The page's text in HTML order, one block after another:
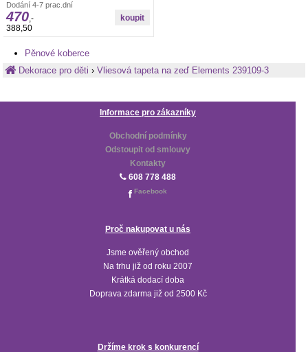
Vliesové tapety na zeď se vyznačují
dobrou prodyšností, mechanickou
odolností a schopností zakrytí jemných
prasklin. Vzorky zdarma.
Dodání 4-7 prac.dní
470,-
388,50
Pěnové koberce
Dekorace pro děti›Vliesová tapeta na zeď Elements 239109-3
Informace pro zákazníky
Obchodní podmínky
Odstoupit od smlouvy
Kontakty
608 778 488
Facebook
Proč nakupovat u nás
Jsme ověřený obchod
Na trhu již od roku 2007
Krátká dodací doba
Doprava zdarma již od 2500 Kč
Držíme krok s konkurencí